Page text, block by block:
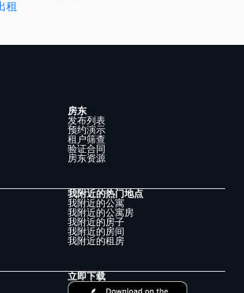
租
房东
发布列表
预约演示
租户筛查
验证合同
房东资源
我附近的热门地点
我附近的公寓
我附近的公寓房
我附近的房子
我附近的房间
我附近的租房
立即下载